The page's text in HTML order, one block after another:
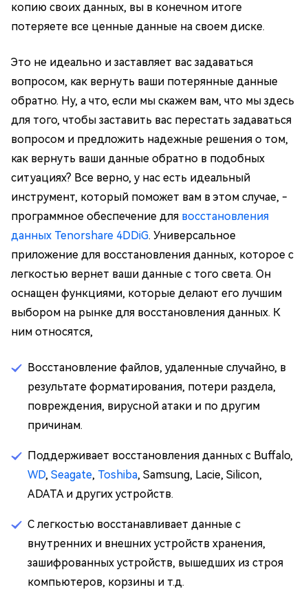
копию своих данных, вы в конечном итоге
потеряете все ценные данные на своем диске.
Это не идеально и заставляет вас задаваться
вопросом, как вернуть ваши потерянные данные
обратно. Ну, а что, если мы скажем вам, что мы здесь
для того, чтобы заставить вас перестать задаваться
вопросом и предложить надежные решения о том,
как вернуть ваши данные обратно в подобных
ситуациях? Все верно, у нас есть идеальный
инструмент, который поможет вам в этом случае, -
программное обеспечение для восстановления
данных Tenorshare 4DDiG. Универсальное
приложение для восстановления данных, которое с
легкостью вернет ваши данные с того света. Он
оснащен функциями, которые делают его лучшим
выбором на рынке для восстановления данных. К
ним относятся,
Восстановление файлов, удаленные случайно, в
результате форматирования, потери раздела,
повреждения, вирусной атаки и по другим
причинам.
Поддерживает восстановления данных с Buffalo,
WD, Seagate, Toshiba, Samsung, Lacie, Silicon,
ADATA и других устройств.
С легкостью восстанавливает данные с
внутренних и внешних устройств хранения,
зашифрованных устройств, вышедших из строя
компьютеров, корзины и т.д.